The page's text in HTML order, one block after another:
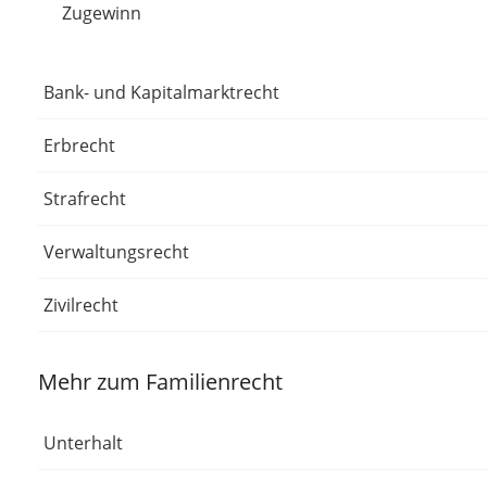
Zugewinn
Bank- und Kapitalmarktrecht
Erbrecht
Strafrecht
Verwaltungsrecht
Zivilrecht
Mehr zum Familienrecht
Unterhalt